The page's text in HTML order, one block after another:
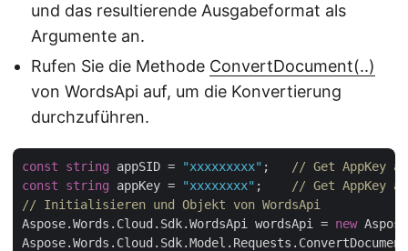
und das resultierende Ausgabeformat als
Argumente an.
Rufen Sie die Methode ConvertDocument(..)
von WordsApi auf, um die Konvertierung
durchzuführen.
const string appSID = "xxxxxxxxx" ;
// Get AppKey
const
string appKey = "xxxxxxxx" ;
// Get AppKey
// Initialisieren und Objekt von WordsApi
Aspose.Words.Cloud.Sdk.WordsApi wordsApi = new